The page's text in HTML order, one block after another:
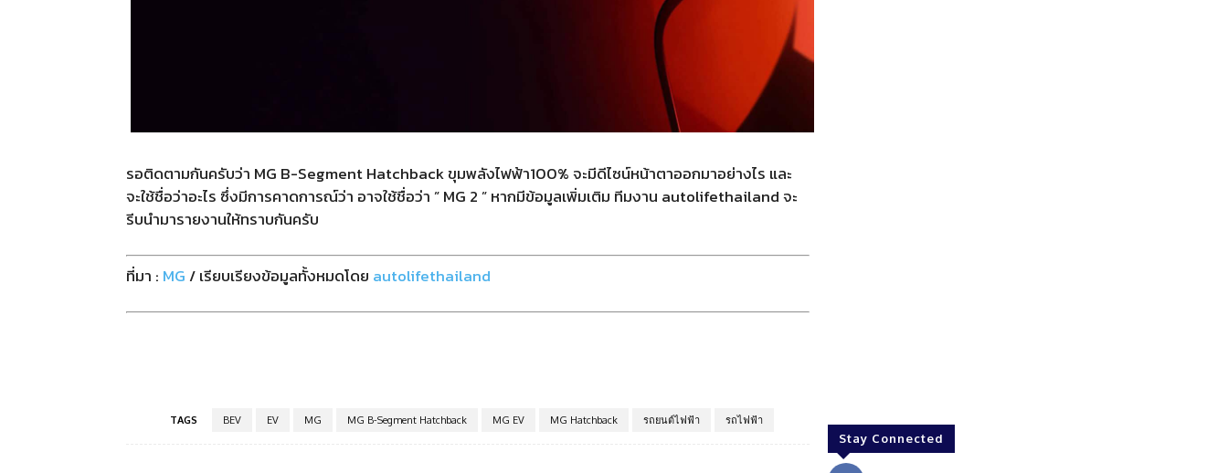
รอติดตามกันครับว่า MG B-Segment Hatchback ขุมพลังไฟฟ้า100% จะมีดีไซน์หน้าตาออกมาอย่างไร และ
จะใช้ชื่อว่าอะไร ซึ่งมีการคาดการณ์ว่า อาจใช้ชื่อว่า ” MG 2 ” หากมีข้อมูลเพิ่มเติม ทีมงาน autolifethailand จะ
รีบนำมารายงานให้ทราบกันครับ
ที่มา : MG / เรียบเรียงข้อมูลทั้งหมดโดย autolifethailand
TAGS BEV EV MG MG B-Segment Hatchback MG EV MG Hatchback รถยนต์ไฟฟ้า รถไฟฟ้า
Stay Connected